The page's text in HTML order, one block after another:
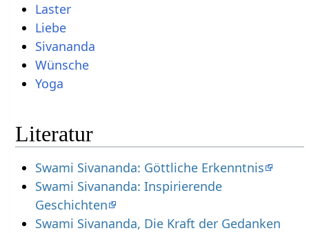
Laster
Liebe
Sivananda
Wünsche
Yoga
Literatur
Swami Sivananda: Göttliche Erkenntnis
Swami Sivananda: Inspirierende
Geschichten
Swami Sivananda, Die Kraft der Gedanken